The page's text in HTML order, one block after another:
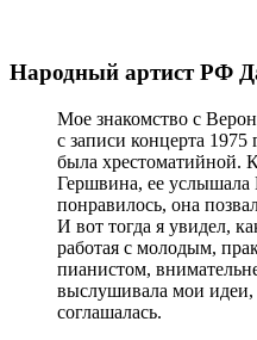
Народный артист РФ
Мое знакомство с
с записи концерта 1975
была хрестоматийной.
Гершвина, ее услышала
понравилось, она
И вот тогда я увидел,
работая с молодым,
пианистом,
выслушивала мои идеи,
соглашалась.